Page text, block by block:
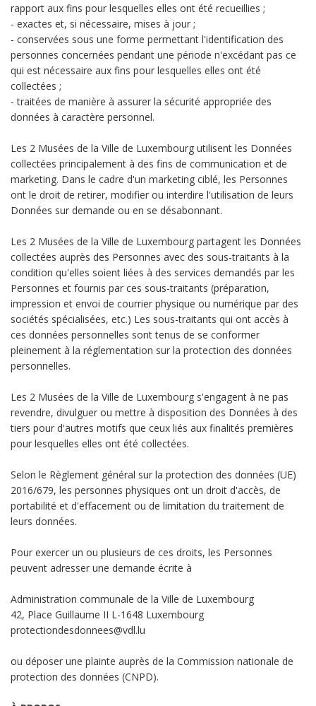
rapport aux fins pour lesquelles elles ont été recueillies ;
- exactes et, si nécessaire, mises à jour ;
- conservées sous une forme permettant l'identification des
personnes concernées pendant une période n'excédant pas ce
qui est nécessaire aux fins pour lesquelles elles ont été
collectées ;
- traitées de manière à assurer la sécurité appropriée des
données à caractère personnel.
Les 2 Musées de la Ville de Luxembourg utilisent les Données
collectées principalement à des fins de communication et de
marketing. Dans le cadre d'un marketing ciblé, les Personnes
ont le droit de retirer, modifier ou interdire l'utilisation de leurs
Données sur demande ou en se désabonnant.
Les 2 Musées de la Ville de Luxembourg partagent les Données
collectées auprès des Personnes avec des sous-traitants à la
condition qu'elles soient liées à des services demandés par les
Personnes et fournis par ces sous-traitants (préparation,
impression et envoi de courrier physique ou numérique par des
sociétés spécialisées, etc.) Les sous-traitants qui ont accès à
ces données personnelles sont tenus de se conformer
pleinement à la réglementation sur la protection des données
personnelles.
Les 2 Musées de la Ville de Luxembourg s'engagent à ne pas
revendre, divulguer ou mettre à disposition des Données à des
tiers pour d'autres motifs que ceux liés aux finalités premières
pour lesquelles elles ont été collectées.
Selon le Règlement général sur la protection des données (UE)
2016/679, les personnes physiques ont un droit d'accès, de
portabilité et d'effacement ou de limitation du traitement de
leurs données.
Pour exercer un ou plusieurs de ces droits, les Personnes
peuvent adresser une demande écrite à
Administration communale de la Ville de Luxembourg
42, Place Guillaume II L-1648 Luxembourg
protectiondesdonnees@vdl.lu
ou déposer une plainte auprès de la Commission nationale de
protection des données (CNPD).